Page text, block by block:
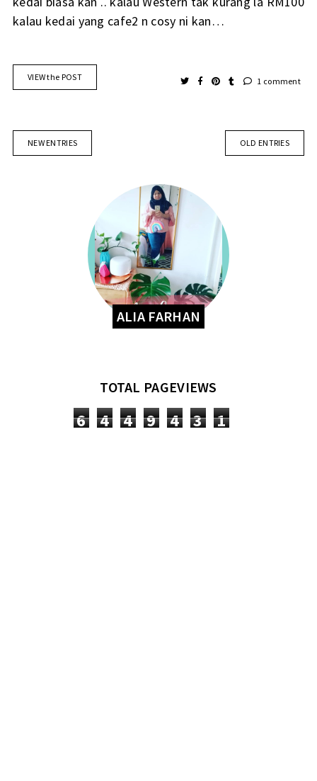
kalau kedai yang cafe2 n cosy ni kan…
VIEW the POST 1 comment
NEW ENTRIES OLD ENTRIES
ALIA FARHAN
TOTAL PAGEVIEWS
6 4 4 9 4 3 1